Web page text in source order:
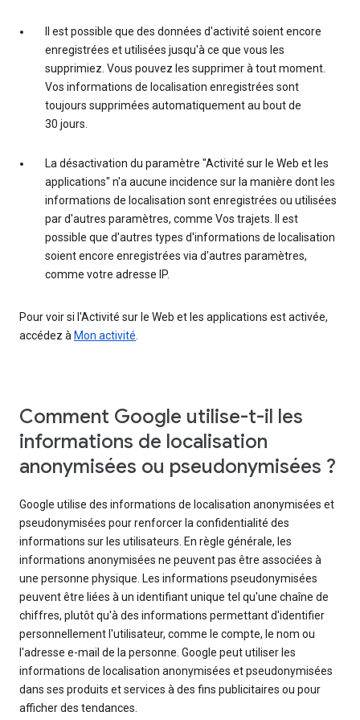
Il est possible que des données d'activité soient encore
enregistrées et utilisées jusqu'à ce que vous les
supprimiez. Vous pouvez les supprimer à tout moment.
Vos informations de localisation enregistrées sont
toujours supprimées automatiquement au bout de
30 jours.
La désactivation du paramètre "Activité sur le Web et les
applications" n'a aucune incidence sur la manière dont les
informations de localisation sont enregistrées ou utilisées
par d'autres paramètres, comme Vos trajets. Il est
possible que d'autres types d'informations de localisation
soient encore enregistrées via d'autres paramètres,
comme votre adresse IP.
Pour voir si l'Activité sur le Web et les applications est activée,
accédez à Mon activité.
Comment Google utilise-t-il les
informations de localisation
anonymisées ou pseudonymisées ?
Google utilise des informations de localisation anonymisées et
pseudonymisées pour renforcer la confidentialité des
informations sur les utilisateurs. En règle générale, les
informations anonymisées ne peuvent pas être associées à
une personne physique. Les informations pseudonymisées
peuvent être liées à un identifiant unique tel qu'une chaîne de
chiffres, plutôt qu'à des informations permettant d'identifier
personnellement l'utilisateur, comme le compte, le nom ou
l'adresse e-mail de la personne. Google peut utiliser les
informations de localisation anonymisées et pseudonymisées
dans ses produits et services à des fins publicitaires ou pour
afficher des tendances.